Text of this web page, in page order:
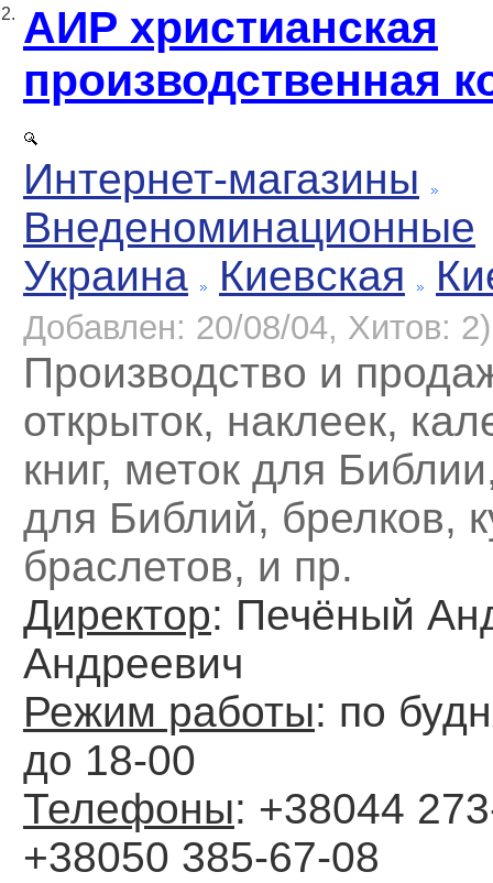
2. АИР христианская
производственная
Интернет-магазины
Внеденоминационные
Украина
Киевская
Добавлен: 20/08/04, Хитов: 2)
Производство и
открыток, наклеек,
книг, меток для
для Библий, брелков,
браслетов, и пр.
Директор: Печёный
Андреевич
Режим работы: по
до 18-00
Телефоны: +38044
+38050 385-67-08